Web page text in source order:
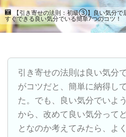
【引き寄せの法則：初級③】良い気分で
すぐできる良い気分でいる簡単7つのコツ！
引き寄せの法則は良い気分
がコツだと、簡単に納得し
た。でも、良い気分でいよ
から、改めて良い気分って
となのか考えてみたら、よ